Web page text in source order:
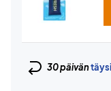
30 päivän